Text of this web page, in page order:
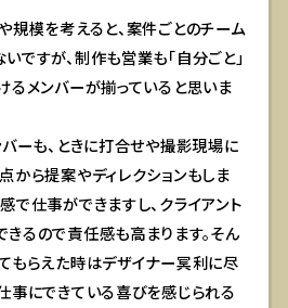
模を考えると、案件ごとのチーム
ですが、制作も営業も「自分ごと」
るメンバーが揃っていると思いま
ーも、ときに打合せや撮影現場に
から提案やディレクションもしま
で仕事ができますし、クライアント
るので責任感も高まります。そん
もらえた時はデザイナー冥利に尽
事にできている喜びを感じられる